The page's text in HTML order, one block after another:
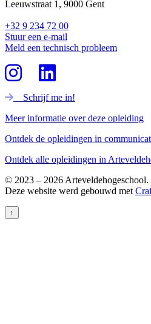
Leeuwstraat 1, 9000 Gent
+32 9 234 72 00
Stuur een e-mail
Meld een technisch probleem
Schrijf me in!
Meer informatie over deze opleiding
Ontdek de opleidingen in
Ontdek alle opleidingen in
© 2023 – 2026
Deze website werd gebouwd met
↑